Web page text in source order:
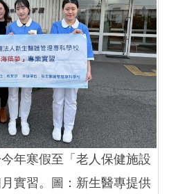
年寒假至「老人保健施設
實習。圖：新生醫專提供